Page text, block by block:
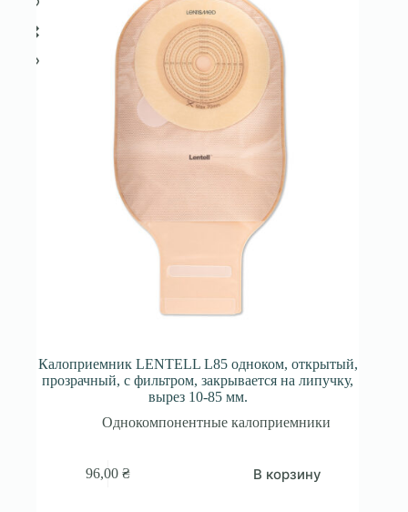
Калоприемник LENTELL L85 одноком, открытый,
прозрачный, с фильтром, закрывается на липучку,
вырез 10-85 мм.
Однокомпонентные калоприемники
96,00₴ В корзину